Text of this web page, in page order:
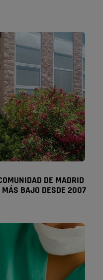
DE MADRID
MÁS BAJO DESDE 2007